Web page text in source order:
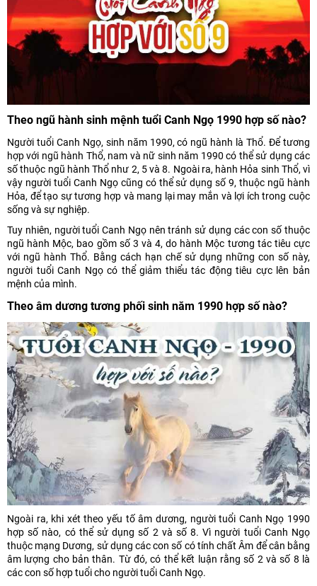
Theo ngũ hành sinh mệnh tuổi Canh Ngọ 1990 hợp số nào?
Người tuổi Canh Ngọ, sinh năm 1990, có ngũ hành là Thổ. Để tương
hợp với ngũ hành Thổ, nam và nữ sinh năm 1990 có thể sử dụng các
số thuộc ngũ hành Thổ như 2, 5 và 8. Ngoài ra, hành Hỏa sinh Thổ, vì
vậy người tuổi Canh Ngọ cũng có thể sử dụng số 9, thuộc ngũ hành
Hỏa, để tạo sự tương hợp và mang lại may mắn và lợi ích trong cuộc
sống và sự nghiệp.
Tuy nhiên, người tuổi Canh Ngọ nên tránh sử dụng các con số thuộc
ngũ hành Mộc, bao gồm số 3 và 4, do hành Mộc tương tác tiêu cực
với ngũ hành Thổ. Bằng cách hạn chế sử dụng những con số này,
người tuổi Canh Ngọ có thể giảm thiểu tác động tiêu cực lên bản
mệnh của mình.
Theo âm dương tương phối sinh năm 1990 hợp số nào?
Ngoài ra, khi xét theo yếu tố âm dương, người tuổi Canh Ngọ 1990
hợp số nào, có thể sử dụng số 2 và số 8. Vì người tuổi Canh Ngọ
thuộc mạng Dương, sử dụng các con số có tính chất Âm để cân bằng
âm lượng cho bản thân. Từ đó, có thể kết luận rằng số 2 và số 8 là
các con số hợp tuổi cho người tuổi Canh Ngọ.